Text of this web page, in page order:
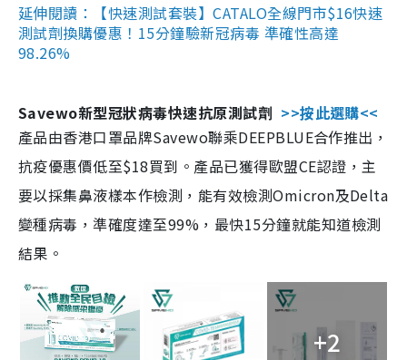
延伸閱讀：【快速測試套裝】CATALO全線門市$16快速
測試劑換購優惠！15分鐘驗新冠病毒 準確性高達
98.26%
Savewo新型冠狀病毒快速抗原測試劑 >>按此選購<<
產品由香港口罩品牌Savewo聯乘DEEPBLUE合作推出，
抗疫優惠價低至$18買到。產品已獲得歐盟CE認證，主
要以採集鼻液樣本作檢測，能有效檢測Omicron及Delta
變種病毒，準確度達至99%，最快15分鐘就能知道檢測
結果。
+2